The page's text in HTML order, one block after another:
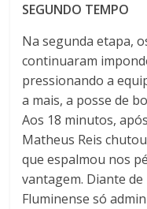
SEGUNDO TEMPO
Na segunda etapa,
continuaram
pressionando a
a mais, a posse de
Aos 18 minutos,
Matheus Reis
que espalmou nos
vantagem. Diante
Fluminense só